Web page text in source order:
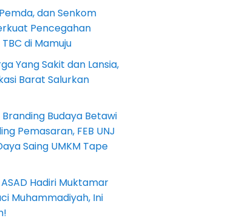
dan Senkom
Pencegahan
di Mamuju
Yang Sakit dan Lansia,
Barat Salurkan
Budaya Betawi
Pemasaran, FEB UNJ
Saing UMKM Tape
ASAD Hadiri Muktamar
Muhammadiyah, Ini